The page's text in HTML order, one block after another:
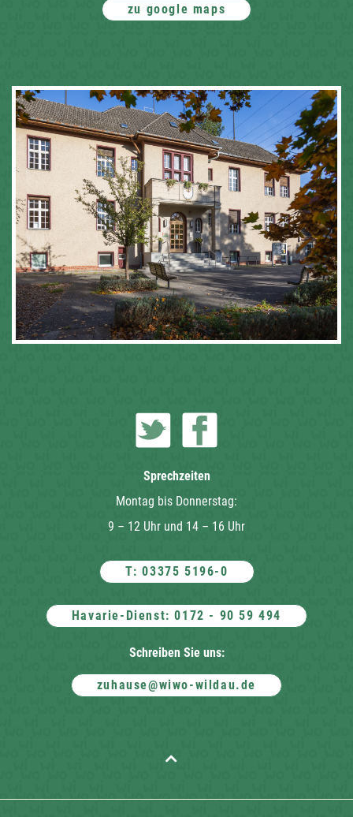
zu google maps
Sprechzeiten
Montag bis Donnerstag:
9 – 12 Uhr und 14 – 16 Uhr
T: 03375 5196-0
Havarie-Dienst: 0172 - 90 59 494
Schreiben Sie uns:
zuhause@wiwo-wildau.de